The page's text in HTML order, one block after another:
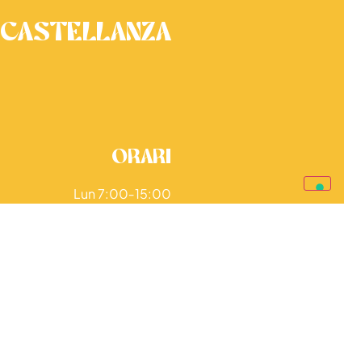
Castellanza
orari
Lun 7:00‑15:00